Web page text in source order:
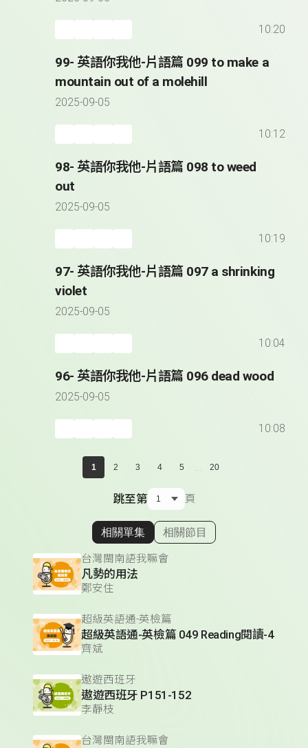
10:20
99- 英語你我他-片語篇 099 to make a
mountain out of a molehill
2025-09-05
10:12
98- 英語你我他-片語篇 098 to weed
out
2025-09-05
10:19
97- 英語你我他-片語篇 097 a shrinking
violet
2025-09-05
10:04
96- 英語你我他-片語篇 096 dead wood
2025-09-05
10:08
1 2 3 4 5 ... 20
跳至第 頁
顯示相關單集
相關單集 相關節目
台灣閩南語我嘛會
凡勢的用法
鄭安住
超級英語通-英檢篇
超級英語通-英檢篇 049 Reading閱讀-4
齊斌
遨遊西班牙
遨遊西班牙 P151-152
李靜枝
台灣閩南語我嘛會